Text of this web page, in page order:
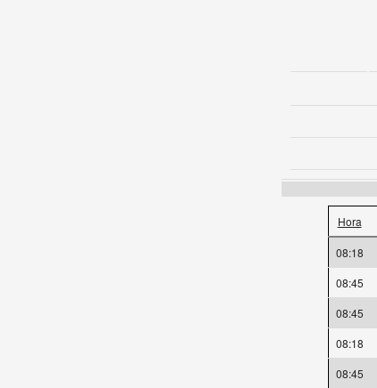
Hora
08:18
08:45
08:45
08:18
08:45